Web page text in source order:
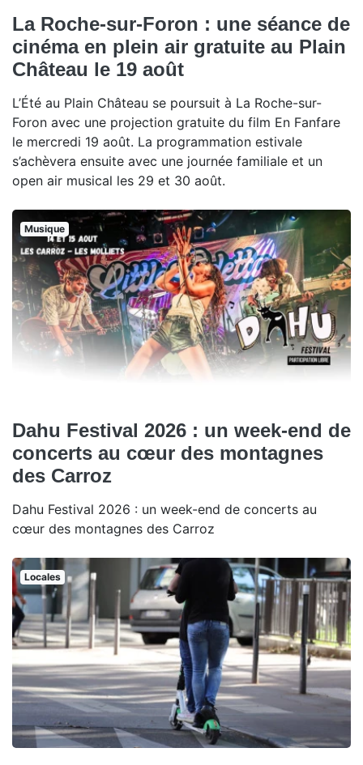
La Roche-sur-Foron : une séance de
cinéma en plein air gratuite au Plain
Château le 19 août
L’Été au Plain Château se poursuit à La Roche-sur-
Foron avec une projection gratuite du film En Fanfare
le mercredi 19 août. La programmation estivale
s’achèvera ensuite avec une journée familiale et un
open air musical les 29 et 30 août.
Musique
Dahu Festival 2026 : un week-end de
concerts au cœur des montagnes
des Carroz
Dahu Festival 2026 : un week-end de concerts au
cœur des montagnes des Carroz
Locales